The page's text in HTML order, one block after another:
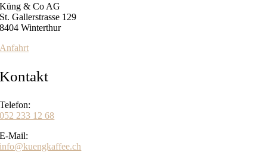
Küng & Co AG
St. Gallerstrasse 129
8404 Winterthur
Anfahrt
Kontakt
Telefon:
052 233 12 68
E-Mail:
info@kuengkaffee.ch